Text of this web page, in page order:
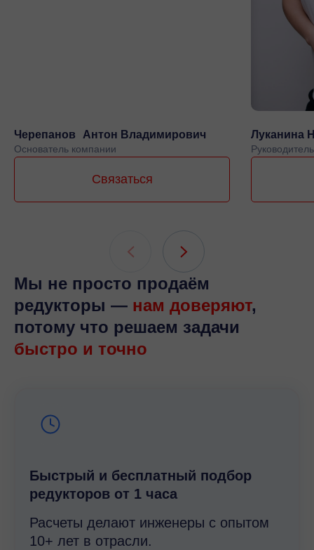
Черепанов Антон Владимирович
Основатель компании
Связаться
Луканина
Мы не просто продаём
редукторы — нам доверяют,
потому что решаем задачи
быстро и точно
Быстрый и беcплатный подбор
редукторов от 1 часа
Расчеты делают инженеры с опытом
10+ лет в отрасли.